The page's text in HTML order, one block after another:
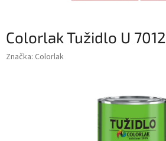
Colorlak Tužidlo U 7012
Značka: Colorlak